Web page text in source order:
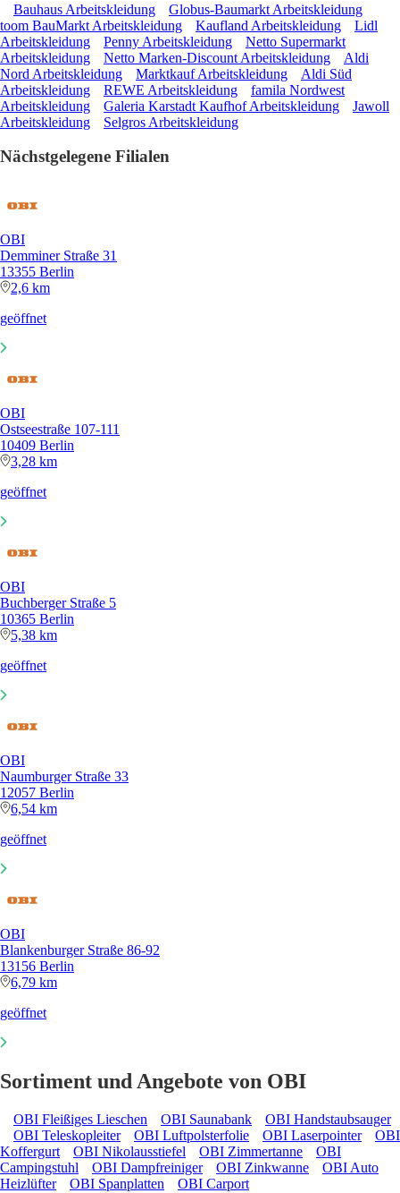
Bauhaus Arbeitskleidung
Globus-Baumarkt Arbeitskleidung
toom BauMarkt Arbeitskleidung
Kaufland Arbeitskleidung
Lidl
Arbeitskleidung
Penny Arbeitskleidung
Netto Supermarkt
Arbeitskleidung
Netto Marken-Discount Arbeitskleidung
Aldi
Nord Arbeitskleidung
Marktkauf Arbeitskleidung
Aldi Süd
Arbeitskleidung
REWE Arbeitskleidung
famila Nordwest
Arbeitskleidung
Galeria Karstadt Kaufhof Arbeitskleidung
Jawoll
Arbeitskleidung
Selgros Arbeitskleidung
Nächstgelegene Filialen
OBI
Demminer Straße 31
13355 Berlin
2,6 km
geöffnet
OBI
Ostseestraße 107-111
10409 Berlin
3,28 km
geöffnet
OBI
Buchberger Straße 5
10365 Berlin
5,38 km
geöffnet
OBI
Naumburger Straße 33
12057 Berlin
6,54 km
geöffnet
OBI
Blankenburger Straße 86-92
13156 Berlin
6,79 km
geöffnet
Sortiment und Angebote von OBI
OBI Fleißiges Lieschen OBI Saunabank
OBI Handstaubsauger
OBI Teleskopleiter
OBI Luftpolsterfolie OBI Laserpointer
OBI
Koffergurt
OBI Nikolausstiefel OBI Zimmertanne
OBI
Campingstuhl
OBI Dampfreiniger OBI Zinkwanne
OBI Auto
Heizlüfter
OBI Spanplatten OBI Carport